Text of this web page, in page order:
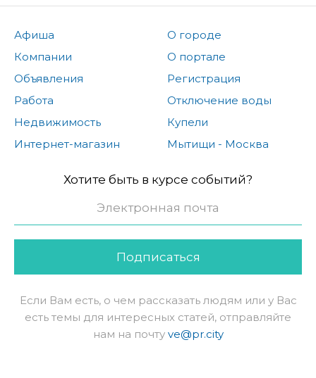
Афиша
Компании
Объявления
Работа
Недвижимость
Интернет-магазин
О городе
О портале
Регистрация
Отключение воды
Купели
Мытищи - Москва
Хотите быть в курсе событий?
Подписаться
Если Вам есть, о чем рассказать людям или у Вас
есть темы для интересных статей, отправляйте
нам на почту ve@pr.city